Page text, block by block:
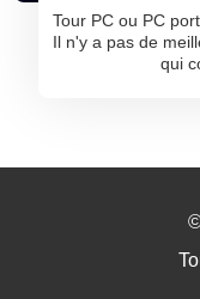
Tour PC ou PC
Il n'y a pas de
qui